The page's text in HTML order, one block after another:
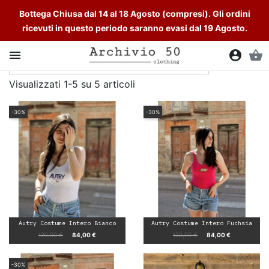
Bottega Chiusa dal 14 al 18 Agosto (compresi). Gli ordini
ricevuti in questo periodo saranno evasi dal 19 Agosto.
 account_circle shopping_basket
Visualizzati 1-5 su 5 articoli
Autry Costume Intero Bianco
Prezzo base
120,00 € Prezzo
84,00 €
-30%
Autry Costume Intero Fuchsia
Prezzo base
120,00 € Prezzo
84,00 €
-30%
-30%